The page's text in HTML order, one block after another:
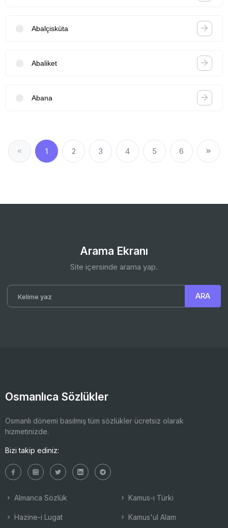
Abalçisküta
Abaliket
Abana
1 2 3 4 5 6
Arama Ekranı
Site içersinde arama yap.
Osmanlıca Sözlükler
Osmanlı dönemi basılmış tüm sözlükler ücretsiz olarak
hizmetinizde.
Bizi takip ediniz:
Almanca Sözlük
Hazine-i Lugat
Kamus-ı Türki
Kamus'ul Alam